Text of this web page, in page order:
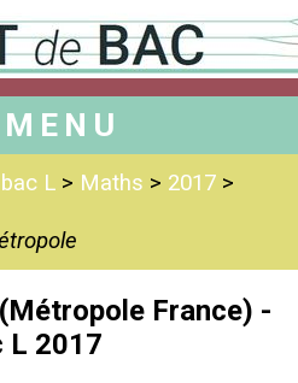
MENU
L > Maths > 2017 >
France) -
L 2017